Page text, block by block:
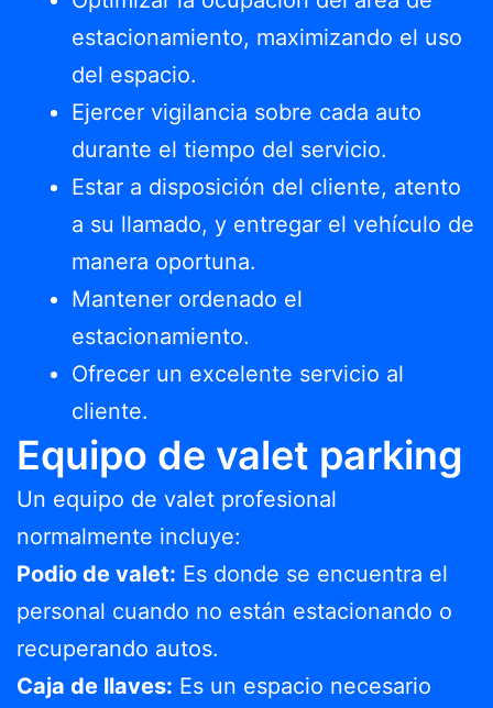
estacionamiento, maximizando el uso
del espacio.
Ejercer vigilancia sobre cada auto
durante el tiempo del servicio.
Estar a disposición del cliente, atento
a su llamado, y entregar el vehículo de
manera oportuna.
Mantener ordenado el
estacionamiento.
Ofrecer un excelente servicio al
cliente.
Equipo de valet parking
Un equipo de valet profesional
normalmente incluye:
Podio de valet: Es donde se encuentra el
personal cuando no están estacionando o
recuperando autos.
Caja de llaves: Es un espacio necesario